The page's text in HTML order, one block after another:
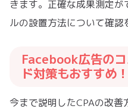
きます。正確な成果測定
ルの設置方法について確認
Facebook広告の
ド対策もおすすめ！
今まで説明したCPAの改善